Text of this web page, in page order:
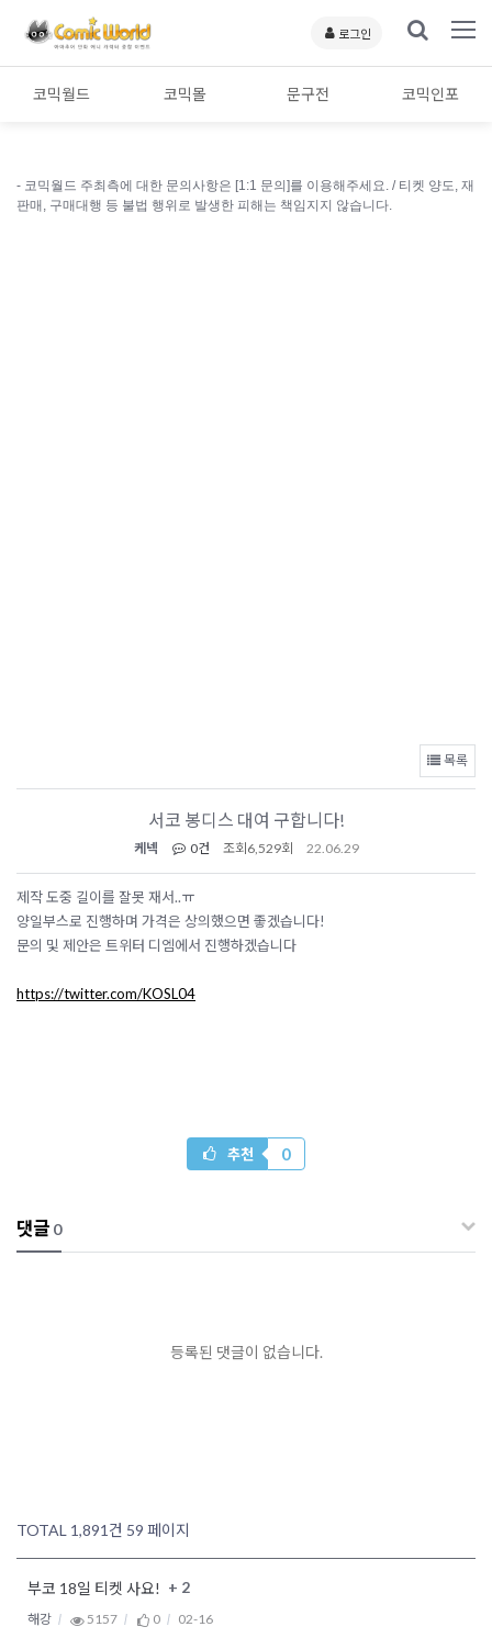
로그인
코믹월드 코믹몰 문구전 코믹인포
- 코믹월드 주최측에 대한 문의사항은 [1:1 문의]를 이용해주세요. / 티켓 양도, 재
판매, 구매대행 등 불법 행위로 발생한 피해는 책임지지 않습니다.
목록
서코 봉디스 대여 구합니다!
케넥 0건 조회 6,529회 22.06.29
제작 도중 길이를 잘못 재서..ㅠ
양일부스로 진행하며 가격은 상의했으면 좋겠습니다!
문의 및 제안은 트위터 디엠에서 진행하겠습니다
https://twitter.com/KOSL04
추천 0
댓글 0
등록된 댓글이 없습니다.
TOTAL 1,891건 59 페이지
부코 18일 티켓 사요! + 2
해강 5157 0 02-16